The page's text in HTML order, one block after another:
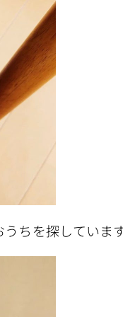
ちを探していま